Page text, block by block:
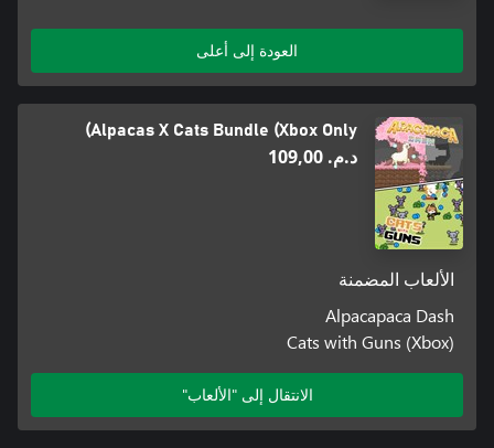
العودة إلى أعلى
Alpacas X Cats Bundle (Xbox Only)
د.م.‏ 109,00
الألعاب المضمنة
Alpacapaca Dash
Cats with Guns (Xbox)
الانتقال إلى "الألعاب"